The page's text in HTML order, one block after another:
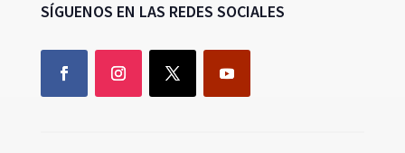
SÍGUENOS EN LAS REDES SOCIALES